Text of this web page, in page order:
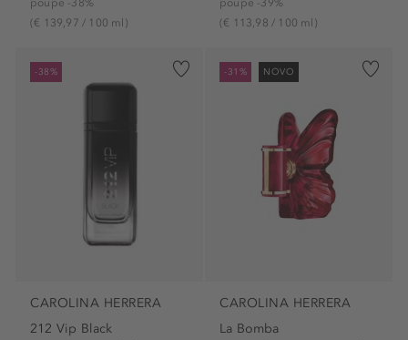
(€ 139,97 / 100 ml)
(€ 113,98 / 100 ml)
-38%
CAROLINA HERRERA
212 Vip Black
-31% NOVO
CAROLINA HERRERA
La Bomba